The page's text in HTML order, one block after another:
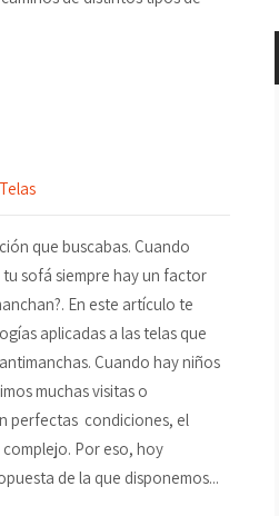
Telas
que buscabas. Cuando
sofá siempre hay un factor
En este artículo te
aplicadas a las telas que
Cuando hay niños
muchas visitas o
perfectas condiciones, el
Por eso, hoy
de la que disponemos...